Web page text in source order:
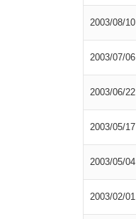
2003/08/10
2003/07/06
2003/06/22
2003/05/17
2003/05/04
2003/02/01